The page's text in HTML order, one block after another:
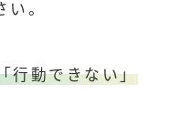
。
行動できない」